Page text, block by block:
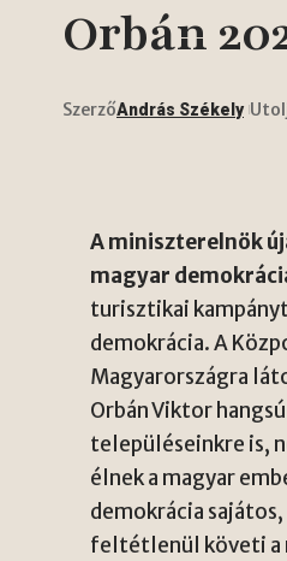
Orbán
SzerzőAndrás Székely
A miniszterelnök
magyar
turisztikai
demokrácia. A
Magyarországra
Orbán Viktor
településeinkre is,
élnek a magyar
demokrácia
feltétlenül követi a